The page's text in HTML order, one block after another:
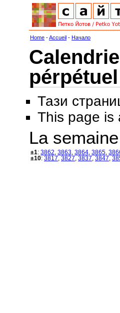
Home -Accueil - Начало
pérpétuel
Тази
This page is
La
±1: 3862 3863 3864 3865
±10: 3817 3827 3837 3847